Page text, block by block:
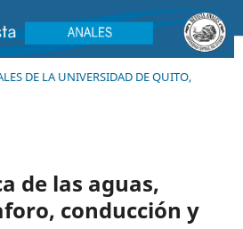
DE LA UNIVERSIDAD DE QUITO,
de las aguas,
conducción y